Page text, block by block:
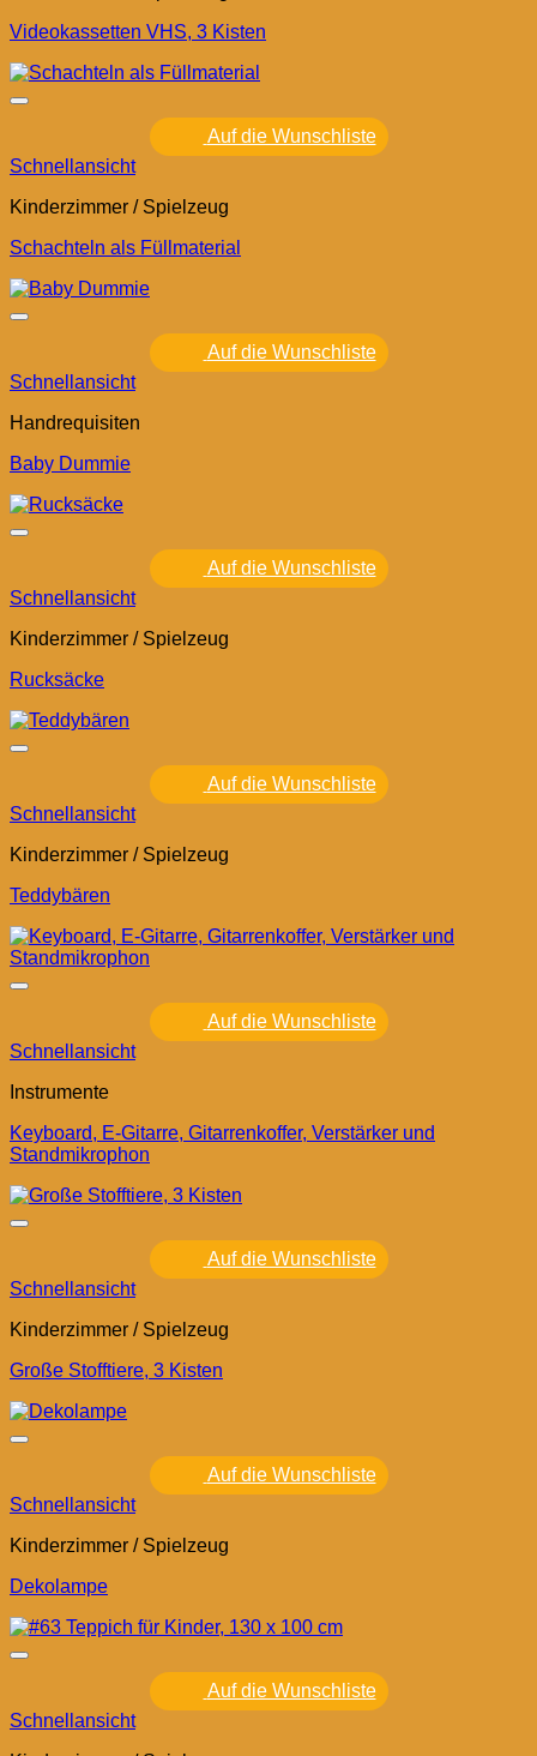
Videokassetten VHS, 3 Kisten
Auf die Wunschliste
Schnellansicht
Kinderzimmer / Spielzeug
Schachteln als Füllmaterial
Auf die Wunschliste
Schnellansicht
Handrequisiten
Baby Dummie
Auf die Wunschliste
Schnellansicht
Kinderzimmer / Spielzeug
Rucksäcke
Auf die Wunschliste
Schnellansicht
Kinderzimmer / Spielzeug
Teddybären
Auf die Wunschliste
Schnellansicht
Instrumente
Keyboard, E-Gitarre, Gitarrenkoffer, Verstärker und
Standmikrophon
Auf die Wunschliste
Schnellansicht
Kinderzimmer / Spielzeug
Große Stofftiere, 3 Kisten
Auf die Wunschliste
Schnellansicht
Kinderzimmer / Spielzeug
Dekolampe
Auf die Wunschliste
Schnellansicht